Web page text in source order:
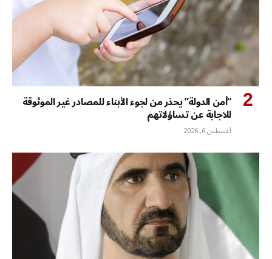
“أمن الدولة” يحذر من لجوء الأبناء للمصادر غير الموثوقة
للاجابة عن تساؤلاتهم
أغسطس 6, 2026